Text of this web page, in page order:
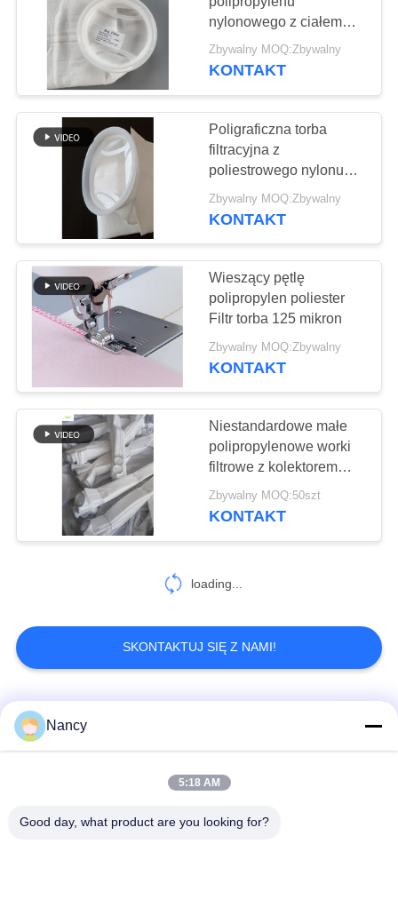
nylonowego z ciałem
gorącego topnienia 5 50
100 200 300 mikronów
Zbywalny MOQ:Zbywalny
KONTAKT
Poligraficzna torba
filtracyjna z
poliestrowego nylonu
polipropylenowego 125
mikronów do filtracji
Zbywalny MOQ:Zbywalny
KONTAKT
Wieszący pętlę
polipropylen poliester
Filtr torba 125 mikron
Zbywalny MOQ:Zbywalny
KONTAKT
Niestandardowe małe
polipropylenowe worki
filtrowe z kolektorem
pyłu
Zbywalny MOQ:50szt
KONTAKT
loading...
SKONTAKTUJ SIĘ Z NAMI!
popularne kategorie
Worek z filtrem
Nancy
5:18 AM
Good day, what product are you looking for?